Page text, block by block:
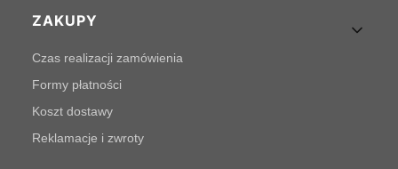
Linki w stopce
ZAKUPY
Czas realizacji zamówienia
Formy płatności
Koszt dostawy
Reklamacje i zwroty